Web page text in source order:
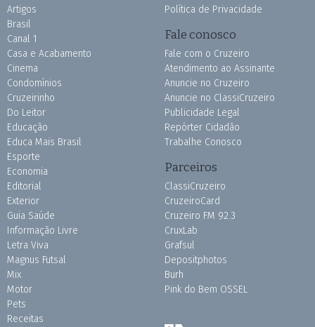
Artigos
Brasil
Canal 1
Casa e Acabamento
Cinema
Condomínios
Cruzeirinho
Do Leitor
Educação
Educa Mais Brasil
Esporte
Economia
Editorial
Exterior
Guia Saúde
Informação Livre
Letra Viva
Magnus Futsal
Mix
Motor
Pets
Receitas
Política de Privacidade
Fale conosco
Fale com o Cruzeiro
Atendimento ao Assinante
Anuncie no Cruzeiro
Anuncie no ClassiCruzeiro
Publicidade Legal
Repórter Cidadão
Trabalhe Conosco
Parceiros
ClassiCruzeiro
CruzeiroCard
Cruzeiro FM 92.3
CruxLab
Grafsul
Depositphotos
Burh
Pink do Bem OSSEL